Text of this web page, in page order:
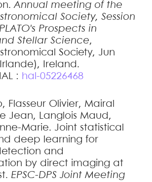
.Annual meeting of the
Society, Session
Prospects in
Stellar Science,
Society, Jun
Ireland .
: hal-05226468
, Flasseur Olivier, Mairal
Jean, Langlois Maud ,
Marie. Joint statistical
deep learning for
and
by direct imaging at
. EPSC-DPS Joint Meeting